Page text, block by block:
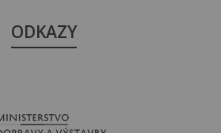
ODKAZY